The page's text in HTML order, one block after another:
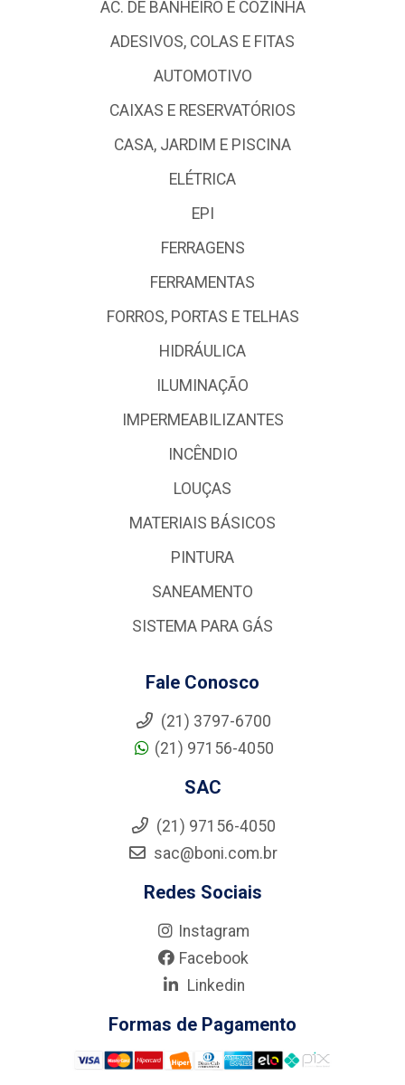
AC. DE BANHEIRO E COZINHA
ADESIVOS, COLAS E FITAS
AUTOMOTIVO
CAIXAS E RESERVATÓRIOS
CASA, JARDIM E PISCINA
ELÉTRICA
EPI
FERRAGENS
FERRAMENTAS
FORROS, PORTAS E TELHAS
HIDRÁULICA
ILUMINAÇÃO
IMPERMEABILIZANTES
INCÊNDIO
LOUÇAS
MATERIAIS BÁSICOS
PINTURA
SANEAMENTO
SISTEMA PARA GÁS
Fale Conosco
(21) 3797-6700
(21) 97156-4050
SAC
(21) 97156-4050
sac@boni.com.br
Redes Sociais
Instagram
Facebook
Linkedin
Formas de Pagamento